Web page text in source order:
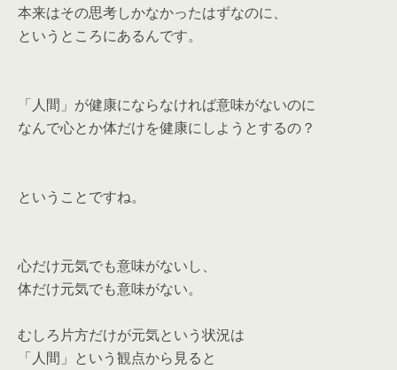
本来はその思考しかなかったはずなのに、
というところにあるんです。
「人間」が健康にならなければ意味がないのに
なんで心とか体だけを健康にしようとするの？
ということですね。
心だけ元気でも意味がないし、
体だけ元気でも意味がない。
むしろ片方だけが元気という状況は
「人間」という観点から見ると